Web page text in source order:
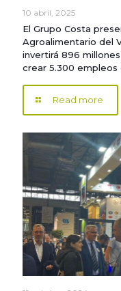
10 abril, 2025
El Grupo Costa
Agroalimentario del
invertirá 896
crear 5.300 empleos
Read more